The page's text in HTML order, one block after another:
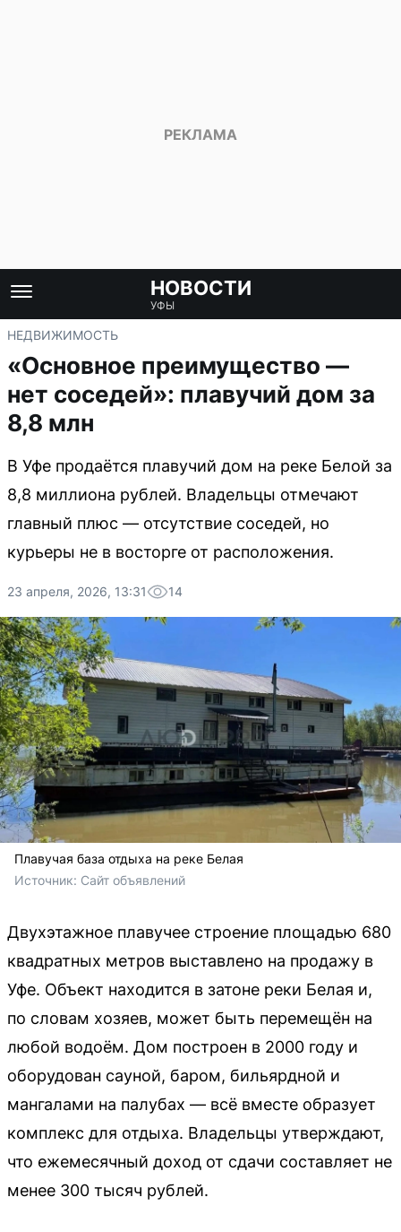
НОВОСТИ
УФЫ
НЕДВИЖИМОСТЬ
«Основное преимущество —
нет соседей»: плавучий дом за
8,8 млн
В Уфе продаётся плавучий дом на реке Белой за
8,8 миллиона рублей. Владельцы отмечают
главный плюс — отсутствие соседей, но
курьеры не в восторге от расположения.
23 апреля, 2026, 13:31 14
Плавучая база отдыха на реке Белая
Источник: Сайт объявлений
Двухэтажное плавучее строение площадью 680
квадратных метров выставлено на продажу в
Уфе. Объект находится в затоне реки Белая и,
по словам хозяев, может быть перемещён на
любой водоём. Дом построен в 2000 году и
оборудован сауной, баром, бильярдной и
мангалами на палубах — всё вместе образует
комплекс для отдыха. Владельцы утверждают,
что ежемесячный доход от сдачи составляет не
менее 300 тысяч рублей.